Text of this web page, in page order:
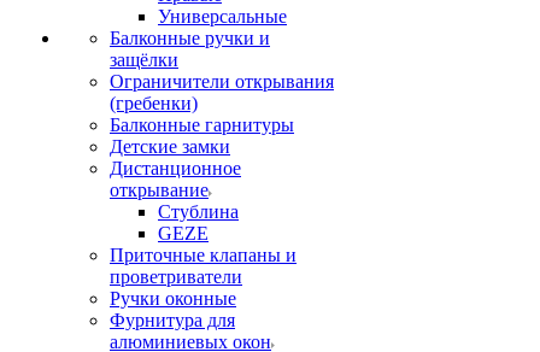
Универсальные
Балконные ручки и
защёлки
Ограничители открывания
(гребенки)
Балконные гарнитуры
Детские замки
Дистанционное
открывание
Стублина
GEZE
Приточные клапаны и
проветриватели
Ручки оконные
Фурнитура для
алюминиевых окон